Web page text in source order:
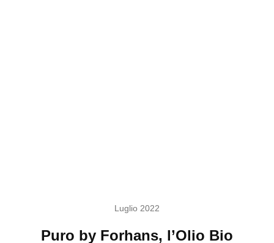
Luglio 2022
Puro by Forhans, l’Olio Bio